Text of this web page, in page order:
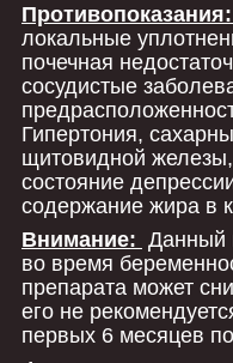
Противопоказания:
локальные
почечная
сосудистые
Гипертония,
щитовидной
состояние
содержание жира в
Внимание: Данный
во время
препарата может
его не
первых 6 месяцев